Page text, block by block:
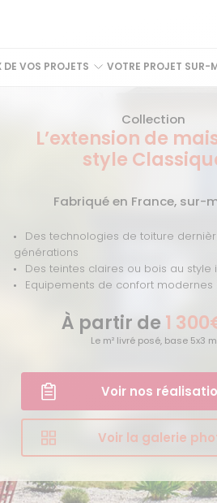
DE VOS PROJETS VOTRE PROJET SUR-
Collection
L’extension de
style
Fabriqué en France, sur-
Des technologies de toiture
générations
Des teintes claires ou bois au style
Equipements de confort
À partir de 1
Le m² livré posé, base 5x3 m
Voir nos
Voir la galerie